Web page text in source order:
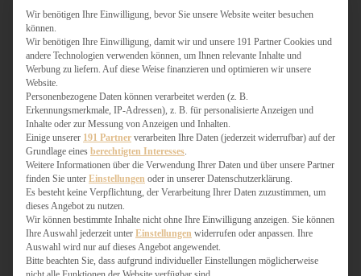
MY AMERICAN BAKERY
SCHOKOLADIGES
SÜSSES HAUPTGERICHT
TÖRTCHEN
VEGAN SÜSS
WEIHNACHTSBÄCKEREI
HERZHAFT
BURGER & SANDWICHES
FIX AUF DEM TISCH
FLEISCH & FISCH
Wir benötigen Ihre Einwilligung, bevor Sie unsere Website weiter besuchen
können.
Wir benötigen Ihre Einwilligung, damit wir und unsere 191 Partner Cookies und
andere Technologien verwenden können, um Ihnen relevante Inhalte und
Werbung zu liefern. Auf diese Weise finanzieren und optimieren wir unsere
Website.
Personenbezogene Daten können verarbeitet werden (z. B.
Erkennungsmerkmale, IP-Adressen), z. B. für personalisierte Anzeigen und
Inhalte oder zur Messung von Anzeigen und Inhalten.
Einige unserer 191 Partner verarbeiten Ihre Daten (jederzeit widerrufbar) auf der
Grundlage eines berechtigten Interesses
Weitere Informationen über die Verwendung Ihrer Daten und über unsere Partner
finden Sie unter Einstellungen oder in unserer Datenschutzerklärung.
Es besteht keine Verpflichtung, der Verarbeitung Ihrer Daten zuzustimmen, um
dieses Angebot zu nutzen.
Wir können bestimmte Inhalte nicht ohne Ihre Einwilligung anzeigen. Sie können
Ihre Auswahl jederzeit unter Einstellungen widerrufen oder anpassen. Ihre
Auswahl wird nur auf dieses Angebot angewendet.
Bitte beachten Sie, dass aufgrund individueller Einstellungen möglicherweise